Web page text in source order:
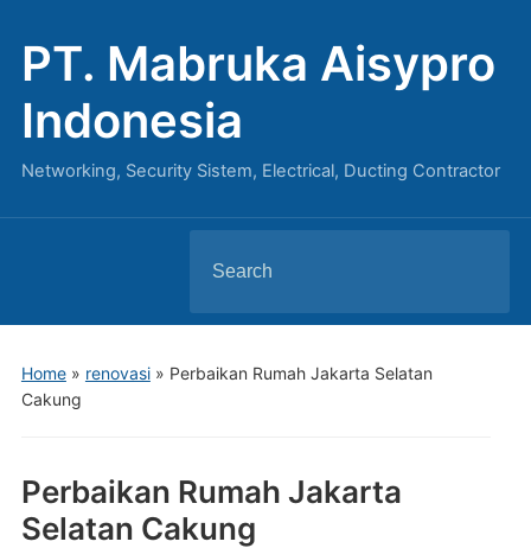
PT. Mabruka Aisypro
Indonesia
Networking, Security Sistem, Electrical, Ducting Contractor
for:
Home» renovasi» Perbaikan Rumah Jakarta Selatan
Cakung
Perbaikan Rumah Jakarta
Selatan Cakung